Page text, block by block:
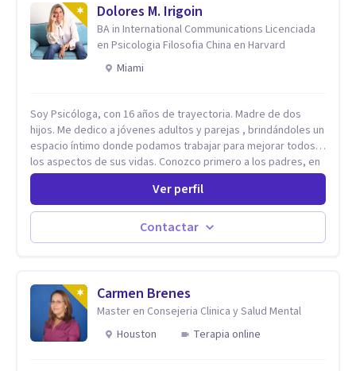
Dolores M. Irigoin
BA in International Communications Licenciada
en Psicologia Filosofia China en Harvard
Miami
Soy Psicóloga, con 16 años de trayectoria. Madre de dos
hijos. Me dedico a jóvenes adultos y parejas , brindándoles un
espacio íntimo donde podamos trabajar para mejorar todos
los aspectos de sus vidas. Conozco primero a los padres, en
el caso de niños u adolescentes, para luego seguir la terapia
con sus hijos, apuntalándolos en su futuro personal,
universitario y profesional, siempre conteniendo
paralelamente a los padres y brindándoles un espacio de
seguridad. Hago terapia de pareja y adultos con método
Ver perfil
Contactar
Carmen Brenes
Master en Consejeria Clinica y Salud Mental
Houston
Terapia online